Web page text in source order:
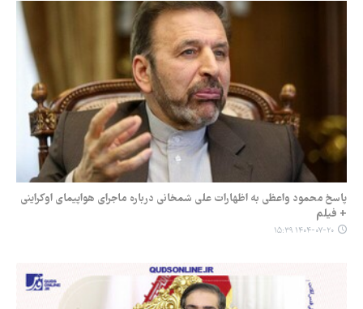
پاسخ محمود واعظی به اظهارات علی شمخانی درباره ماجرای هواپیمای اوکراینی
+ فیلم
۱۴۰۴-۰۷-۲۰ ۱۵:۳۹